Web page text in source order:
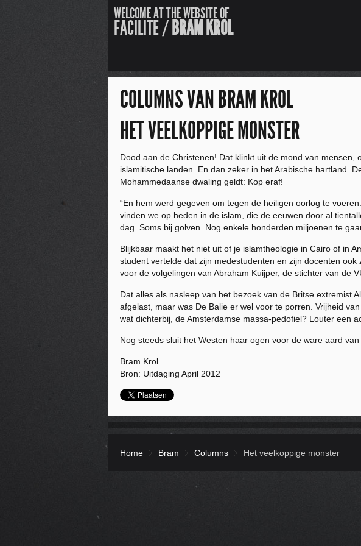
WELCOME AT THE WEBSITE OF
FACILITE / BRAM KROL
COLUMNS VAN BRAM KROL
HET VEELKOPPIGE MONSTER
Dood aan de Christenen! Dat klinkt uit de mond van
islamitische landen. En dan zeker in het Arabische hartland.
Mohammedaanse dwaling geldt: Kop eraf!
“En hem werd gegeven om tegen de heiligen oorlog te
vinden we op heden in de islam, die de eeuwen door al
dag. Soms bij golven. Nog enkele honderden miljoenen te
Blijkbaar maakt het niet uit of je islamtheologie in Cairo of in
student vertelde dat zijn medestudenten en zijn docenten
voor de volgelingen van Abraham Kuijper, de stichter van de
Dat alles als nasleep van het bezoek van de Britse extremist
afgelast, maar was De Balie er wel voor te porren. Vrijheid
wat dichterbij, de Amsterdamse massa-pedofiel? Louter een
Nog steeds sluit het Westen haar ogen voor de ware aard
Bram Krol
Bron: Uitdaging April 2012
Home Bram Columns Het veelkoppige monster